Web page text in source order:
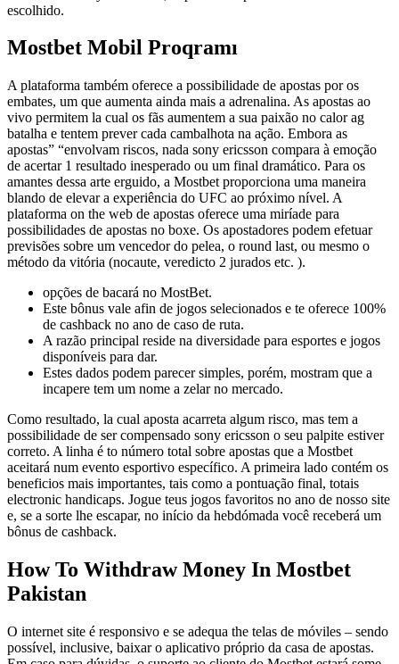
escolhido.
Mostbet Mobil Proqramı
A plataforma também oferece a possibilidade de apostas por os
embates, um que aumenta ainda mais a adrenalina. As apostas ao
vivo permitem la cual os fãs aumentem a sua paixão no calor ag
batalha e tentem prever cada cambalhota na ação. Embora as
apostas” “envolvam riscos, nada sony ericsson compara à emoção
de acertar 1 resultado inesperado ou um final dramático. Para os
amantes dessa arte erguido, a Mostbet proporciona uma maneira
blando de elevar a experiência do UFC ao próximo nível. A
plataforma on the web de apostas oferece uma miríade para
possibilidades de apostas no boxe. Os apostadores podem efetuar
previsões sobre um vencedor do pelea, o round last, ou mesmo o
método da vitória (nocaute, veredicto 2 jurados etc. ).
opções de bacará no MostBet.
Este bônus vale afin de jogos selecionados e te oferece 100%
de cashback no ano de caso de ruta.
A razão principal reside na diversidade para esportes e jogos
disponíveis para dar.
Estes dados podem parecer simples, porém, mostram que a
incapere tem um nome a zelar no mercado.
Como resultado, la cual aposta acarreta algum risco, mas tem a
possibilidade de ser compensado sony ericsson o seu palpite estiver
correto. A linha é to número total sobre apostas que a Mostbet
aceitará num evento esportivo específico. A primeira lado contém os
beneficios mais importantes, tais como a pontuação final, totais
electronic handicaps. Jogue teus jogos favoritos no ano de nosso site
e, se a sorte lhe escapar, no início da hebdómada você receberá um
bônus de cashback.
How To Withdraw Money In Mostbet
Pakistan
O internet site é responsivo e se adequa the telas de móviles – sendo
possível, inclusive, baixar o aplicativo próprio da casa de apostas.